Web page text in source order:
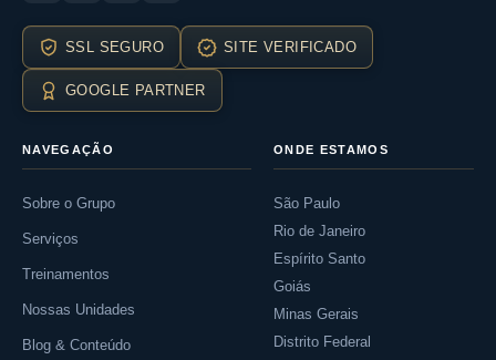
SSL SEGURO SITE VERIFICADO
GOOGLE PARTNER
NAVEGAÇÃO
Sobre o Grupo
Serviços
Treinamentos
Nossas Unidades
Blog & Conteúdo
ONDE ESTAMOS
São Paulo
Rio de Janeiro
Espírito Santo
Goiás
Minas Gerais
Distrito Federal